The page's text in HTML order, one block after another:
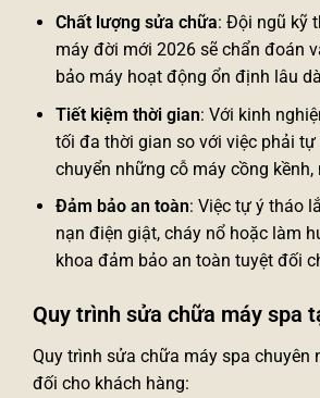
Chất lượng sửa chữa: Đội ngũ kỹ
máy đời mới 2026 sẽ chẩn đoán
bảo máy hoạt động ổn định lâu
Tiết kiệm thời gian: Với kinh
tối đa thời gian so với việc phải
chuyển những cỗ máy cồng
Đảm bảo an toàn: Việc tự ý tháo
nạn điện giật, cháy nổ hoặc làm
khoa đảm bảo an toàn tuyệt đối
Quy trình sửa chữa máy spa
Quy trình sửa chữa máy spa chuyên
đối cho khách hàng: